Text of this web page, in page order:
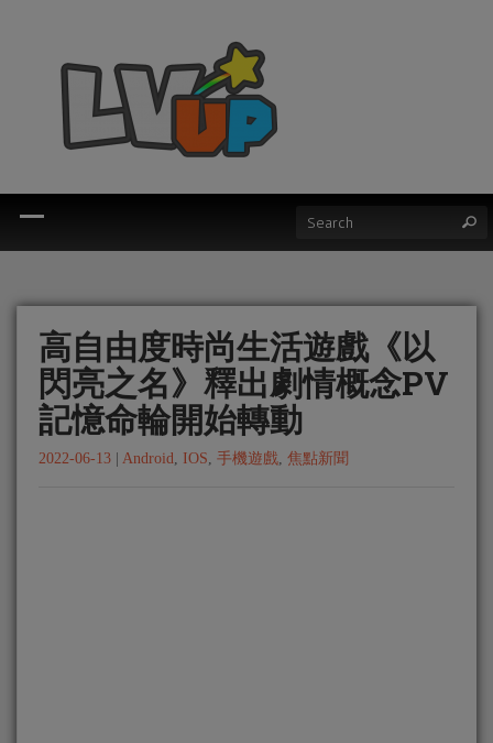
高自由度時尚生活遊戲《以
閃亮之名》釋出劇情概念PV
記憶命輪開始轉動
2022-06-13 Android, IOS, 手機遊戲, 焦點新聞